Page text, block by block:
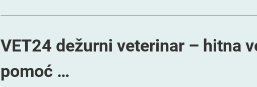
VET24 dežurni veterinar – hitna
pomoć …